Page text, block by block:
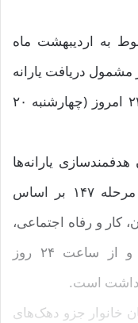
کمک معیشتی مرحله ۱۴۷ مربوط به اردیبهشت ماه
مشمول دریافت یارانه
در سراسر کشور واریز و از ساعت ۲۴ امروز (چهارشنبه ۲۰
یارانه‌ها
آمده است که یارانه کمک معیشتی مرحله ۱۴۷ بر اساس
کار و رفاه اجتماعی،
به حساب سرپرستان خانوار واریز و از ساعت ۲۴ روز
خانوار جزو دهک‌های